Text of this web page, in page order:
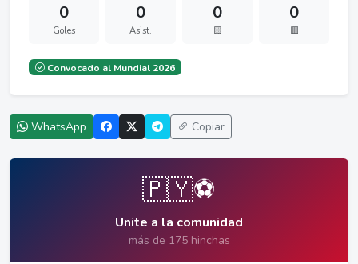
0
Goles
0
Asist.
0
🟨
0
🟥
Convocado al Mundial 2026
WhatsApp Copiar
🇵🇾⚽
Unite a la comunidad
más de 175 hinchas